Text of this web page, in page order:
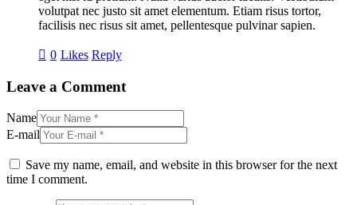
volutpat nec justo sit amet elementum. Etiam risus tortor,
facilisis nec risus sit amet, pellentesque pulvinar sapien.
0 Likes Reply
Leave a Comment
Name
E-mail
Save my name, email, and website in this browser for the next
time I comment.